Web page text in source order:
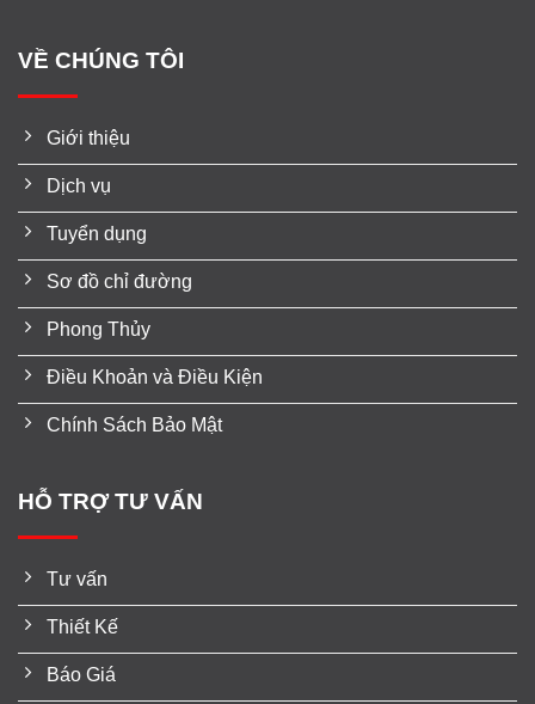
VỀ CHÚNG TÔI
Giới thiệu
Dịch vụ
Tuyển dụng
Sơ đồ chỉ đường
Phong Thủy
Điều Khoản và Điều Kiện
Chính Sách Bảo Mật
HỖ TRỢ TƯ VẤN
Tư vấn
Thiết Kế
Báo Giá